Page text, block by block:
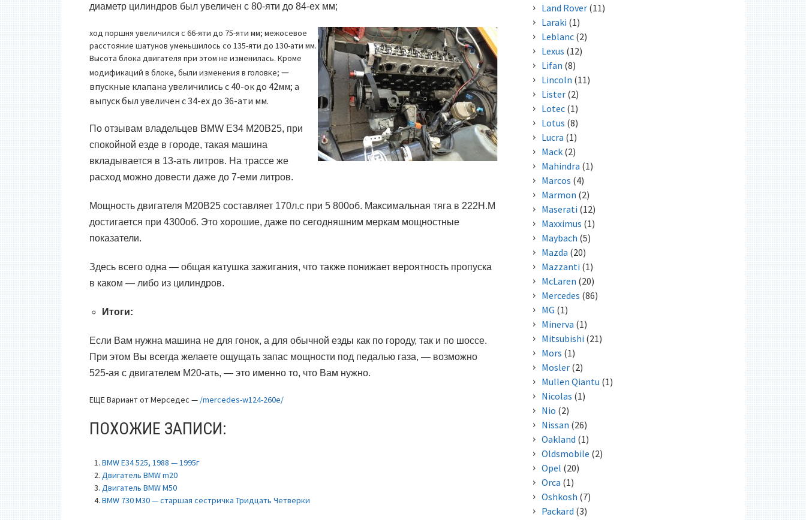
диаметр цилиндров был увеличен с 80-яти до 84-ех мм;
ход поршня увеличился с 66-яти до 75-яти мм; межосевое
расстояние шатунов уменьшилось со 135-яти до 130-ати мм.
Высота блока двигателя при этом не изменилась. Кроме
модификаций в блоке, были изменения в головке;—
впускные клапана увеличились с 40-ок до 42мм; а
выпуск был увеличен с 34-ех до 36-ати мм.
По отзывам владельцев BMW E34 M20B25, при
спокойной езде в городе, такая машина
вкладывается в 13-ать литров. На трассе же
расход можно довести даже до 7-еми литров.
Мощность двигателя M20B25составляет 170л.с при 5 800об. Максимальная тяга в 222Н.М
достигается при 4300об. Это хорошие, даже по сегодняшним меркам мощностные
показатели.
Здесь всего одна — общая катушка зажигания, что также понижает вероятность пропуска
в каком — либо из цилиндров.
Итоги:
Если Вам нужна машина не для гонок, а для обычной езды как по городу, так и по шоссе.
При этом Вы всегда желаете ощущать запас мощности под педалью газа,— возможно
525-ая с двигателем M20-ать,—это именно то, что Вам нужно.
ЕЩЕ Вариант от Мерседес — /mercedes-w124-260e/
ПОХОЖИЕ ЗАПИСИ:
BMW E34 525, 1988 — 1995г
Двигатель BMW m20
Двигатель BMW M50
BMW 730 M30 — старшая сестричка Тридцать Четверки
Land Rover(11)
Laraki (1)
Leblanc(2)
Lexus (12)
Lifan (8)
Lincoln (11)
Lister(2)
Lotec(1)
Lotus (8)
Lucra (1)
Mack(2)
Mahindra (1)
Marcos (4)
Marmon (2)
Maserati (12)
Maxximus (1)
Maybach (5)
Mazda (20)
Mazzanti (1)
McLaren (20)
Mercedes (86)
MG (1)
Minerva (1)
Mitsubishi (21)
Mors (1)
Mosler(2)
Mullen Qiantu (1)
Nicolas (1)
Nio (2)
Nissan (26)
Oakland (1)
Oldsmobile (2)
Opel (20)
Orca (1)
Oshkosh (7)
Packard (3)